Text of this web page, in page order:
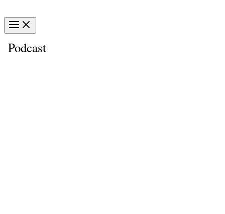
Main
Menu
Podcast